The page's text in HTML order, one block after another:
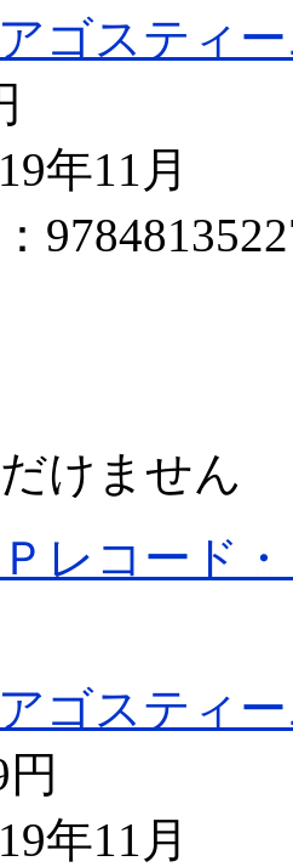
ゴスティ
年11月
けません
レコード
ゴスティ
年11月